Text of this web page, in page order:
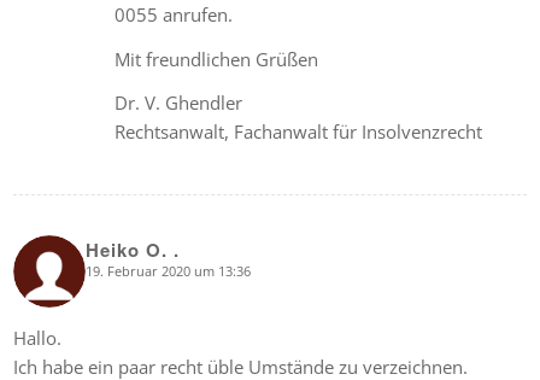
0055 anrufen.
Mit freundlichen Grüßen
Dr. V. Ghendler
Rechtsanwalt, Fachanwalt für Insolvenzrecht
Heiko O. .
says: 19. Februar 2020 um 13:36
Hallo.
Ich habe ein paar recht üble Umstände zu verzeichnen.